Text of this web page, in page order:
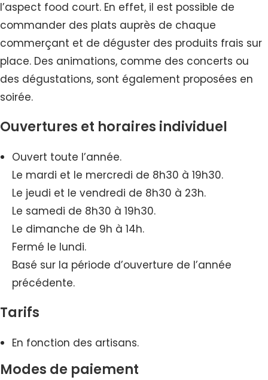
l’aspect food court. En effet, il est possible de
commander des plats auprès de chaque
commerçant et de déguster des produits frais sur
place. Des animations, comme des concerts ou
des dégustations, sont également proposées en
soirée.
Ouvertures et horaires individuel
Ouvert toute l’année.
Le mardi et le mercredi de 8h30 à 19h30.
Le jeudi et le vendredi de 8h30 à 23h.
Le samedi de 8h30 à 19h30.
Le dimanche de 9h à 14h.
Fermé le lundi.
Basé sur la période d’ouverture de l’année
précédente.
Tarifs
En fonction des artisans.
Modes de paiement